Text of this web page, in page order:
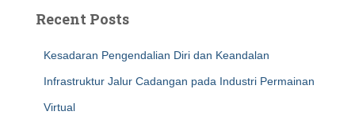
Recent Posts
Kesadaran Pengendalian Diri dan Keandalan
Infrastruktur Jalur Cadangan pada Industri Permainan
Virtual